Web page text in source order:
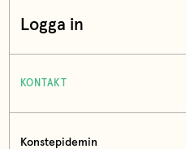
Logga in
KONTAKT
Konstepidemin